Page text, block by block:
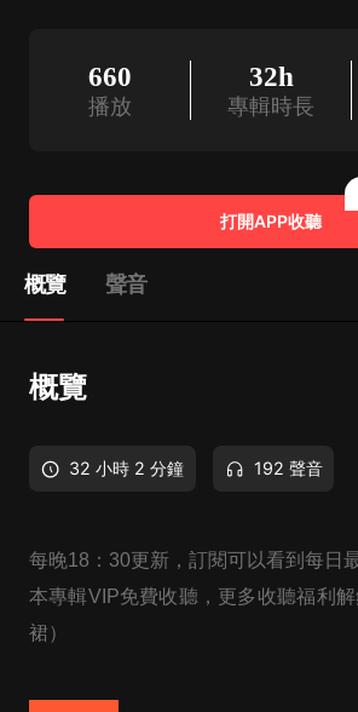
660
播放
32h
專輯時長
打開APP收聽
概覽 聲音
概覽
32 小時 2 分鐘 192 聲音
每晚18：30更新，訂閱可以看到每日
本專輯VIP免費收聽，更多收聽福利
裙）